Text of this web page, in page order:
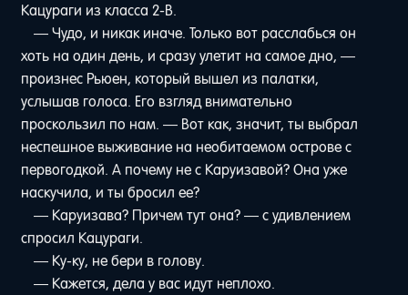
Кацураги из класса 2-B.
— Чудо, и никак иначе. Только вот расслабься он
хоть на один день, и сразу улетит на самое дно, —
произнес Рьюен, который вышел из палатки,
услышав голоса. Его взгляд внимательно
проскользил по нам. — Вот как, значит, ты выбрал
неспешное выживание на необитаемом острове с
первогодкой. А почему не с Каруизавой? Она уже
наскучила, и ты бросил ее?
— Каруизава? Причем тут она? — с удивлением
спросил Кацураги.
— Ку-ку, не бери в голову.
— Кажется, дела у вас идут неплохо.